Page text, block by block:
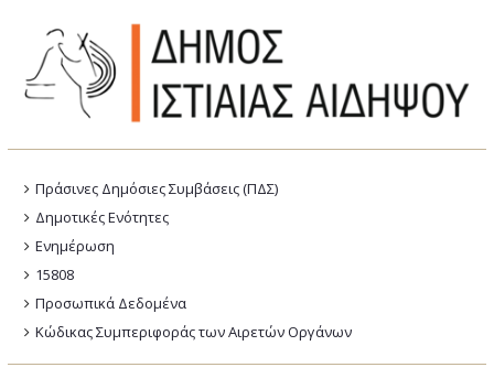
Πράσινες Δημόσιες Συμβάσεις (ΠΔΣ)
Δημοτικές Ενότητες
Ενημέρωση
15808
Προσωπικά Δεδομένα
Κώδικας Συμπεριφοράς των Αιρετών Οργάνων